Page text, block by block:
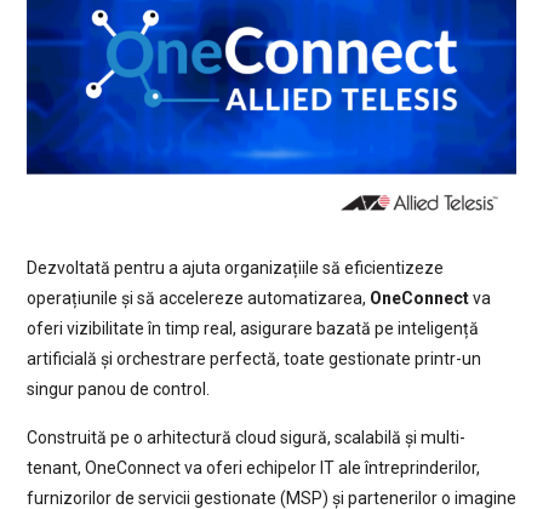
Dezvoltată pentru a ajuta organizațiile să eficientizeze
operațiunile și să accelereze automatizarea, OneConnectva
oferi vizibilitate în timp real, asigurare bazată pe inteligență
artificială și orchestrare perfectă, toate gestionate printr-un
singur panou de control.
Construită pe o arhitectură cloud sigură, scalabilă și multi-
tenant, OneConnect va oferi echipelor IT ale întreprinderilor,
furnizorilor de servicii gestionate (MSP) și partenerilor o imagine